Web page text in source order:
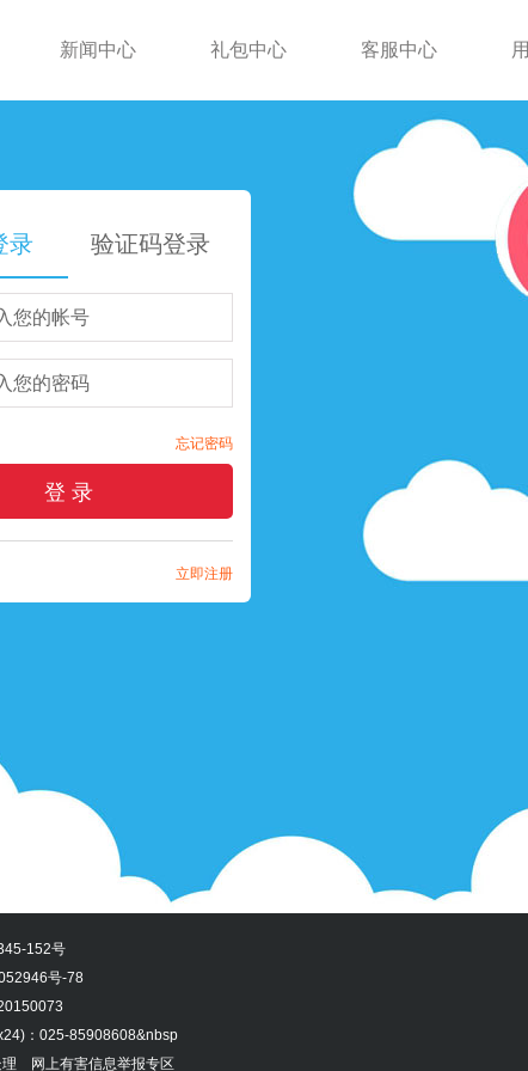
新闻中心 礼包中心 客服中心
录 验证码登录
忘记密码
登 录
立即注册
152号
号-78
：025-85908608&nbsp
理 网上有害信息举报专区